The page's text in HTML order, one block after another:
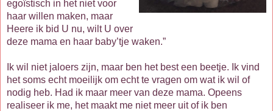
egoïstisch in het niet voor
haar willen maken, maar
Heere ik bid U nu, wilt U over
deze mama en haar baby’tje waken.”
Ik wil niet jaloers zijn, maar ben het best een beetje. Ik vind
het soms echt moeilijk om echt te vragen om wat ik wil of
nodig heb. Had ik maar meer van deze mama. Opeens
realiseer ik me, het maakt me niet meer uit of ik ben